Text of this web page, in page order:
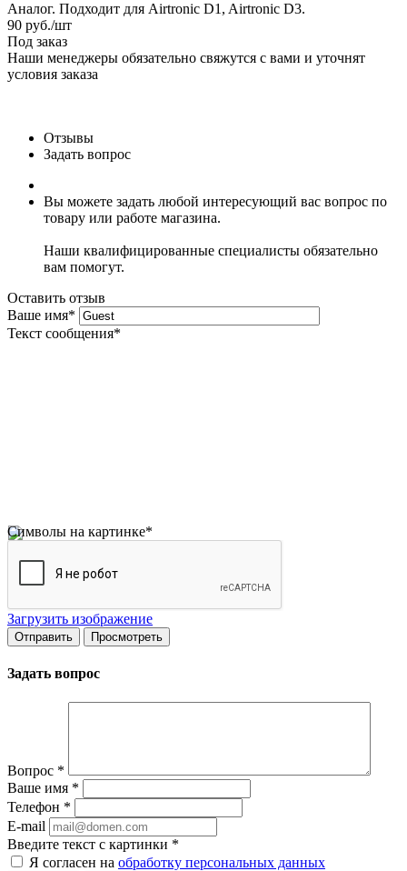
Аналог. Подходит для Airtronic D1, Airtronic D3.
90 руб./шт
Под заказ
Наши менеджеры обязательно свяжутся с вами и уточнят
условия заказа
Отзывы
Задать вопрос
Вы можете задать любой интересующий вас вопрос по
товару или работе магазина.
Наши квалифицированные специалисты обязательно
вам помогут.
Оставить отзыв
Ваше имя*
Текст сообщения*
Символы на картинке*
Загрузить изображение
Задать вопрос
Вопрос *
Ваше имя *
Телефон *
E-mail
Введите текст с картинки *
Я согласен на обработку персональных данных